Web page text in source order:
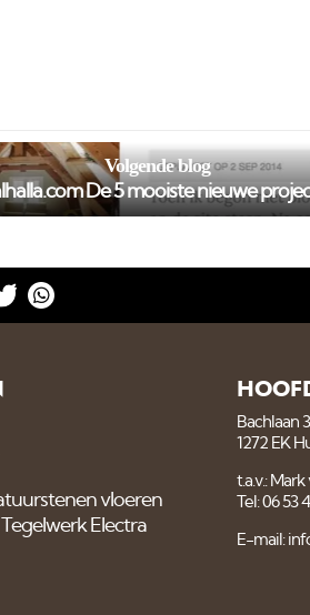
Volgende blog
De 5 mooiste nieuwe
vloeren
Electra
Bachlaan
1272 EK
t.a.v.:
Tel: 06 53
E-mail: